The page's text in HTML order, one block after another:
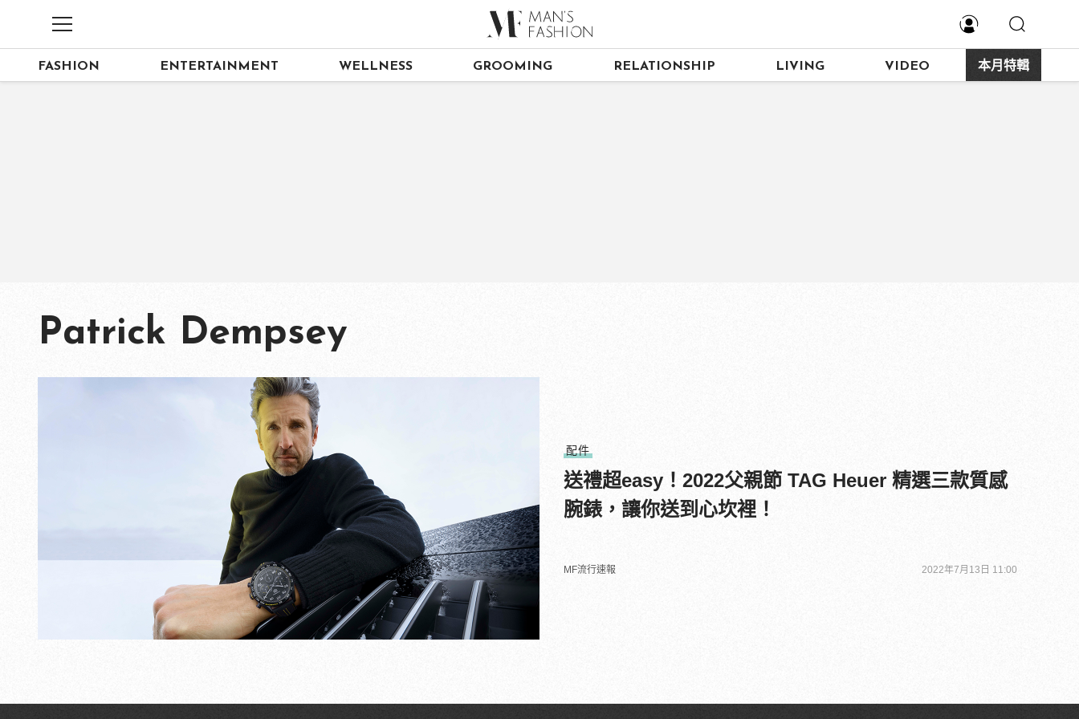
FASHION ENTERTAINMENT WELLNESS GROOMING RELATIONSHIP LIVING VIDEO 本月特輯
Patrick Dempsey
配件
送禮超easy！2022父親節 TAG Heuer 精選三款質感
腕錶，讓你送到心坎裡！
MF流行速報 2022年7月13日 11:00